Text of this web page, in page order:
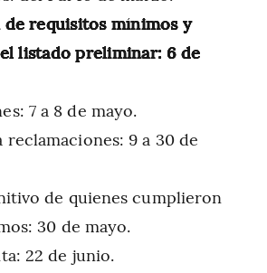
requisitos mínimos y
listado preliminar: 6 de
7 a 8 de mayo.
reclamaciones: 9 a 30 de
de quienes cumplieron
30 de mayo.
22 de junio.